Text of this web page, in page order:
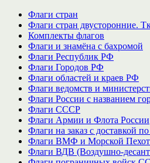
Флаги стран
Флаги стран двусторонние.
Комплекты флагов
Флаги и знамёна с бахромой
Флаги Республик РФ
Флаги Городов РФ
Флаги областей и краев РФ
Флаги ведомств и
Флаги России с названием
Флаги СССР
Флаги Армии и Флота России
Флаги на заказ с доставкой
Флаги ВМФ и Морской
Флаги ВДВ (Воздушно-